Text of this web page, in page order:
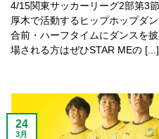
4/15関東サッカーリーグ2部第3
厚木で活動するヒップホップダ
合前・ハーフタイムにダンスを
場される方はぜひSTAR MEの
24
3月